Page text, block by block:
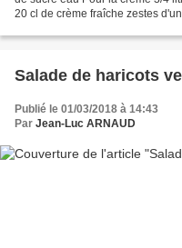
20 cl de crème fraîche zestes
Salade de haricots
Publié le 01/03/2018 à 14:43
Par Jean-Luc ARNAUD